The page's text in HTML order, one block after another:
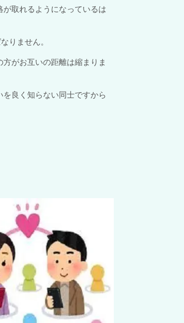
が取れるようになっているは
りません。
がお互いの距離は縮まりま
良く知らない同士ですから